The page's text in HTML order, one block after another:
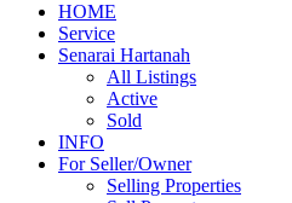
HOME
Service
Senarai Hartanah
All Listings
Active
Sold
INFO
For Seller/Owner
Selling Properties